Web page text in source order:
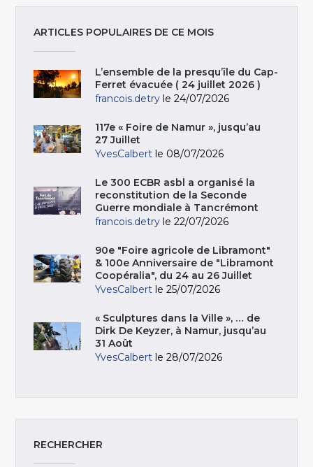
ARTICLES POPULAIRES DE CE MOIS
L’ensemble de la presqu’île du Cap-
Ferret évacuée ( 24 juillet 2026 )
francois.detry le 24/07/2026
117e « Foire de Namur », jusqu’au
27 Juillet
YvesCalbert le 08/07/2026
Le 300 ECBR asbl a organisé la
reconstitution de la Seconde
Guerre mondiale à Tancrémont
francois.detry le 22/07/2026
90e "Foire agricole de Libramont"
& 100e Anniversaire de "Libramont
Coopéralia", du 24 au 26 Juillet
YvesCalbert le 25/07/2026
« Sculptures dans la Ville », … de
Dirk De Keyzer, à Namur, jusqu’au
31 Août
YvesCalbert le 28/07/2026
RECHERCHER